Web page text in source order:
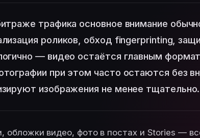
трафика основное внимание
роликов, обход fingerprinting,
— видео остаётся главным
при этом часто остаются без
изображения не менее тщательно.
обложки видео, фото в постах и Stories —